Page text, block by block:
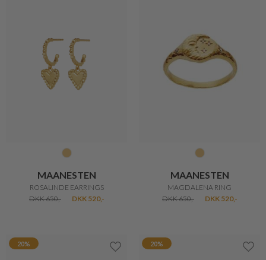
MAANESTEN
ROSALINDE EARRINGS
DKK 650,-
DKK 520,-
MAANESTEN
MAGDALENA RING
DKK 650,-
DKK 520,-
20% 20%